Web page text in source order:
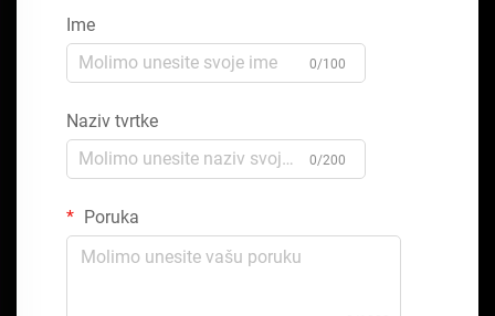
Ime
0/100
Naziv tvrtke
0/200
Poruka